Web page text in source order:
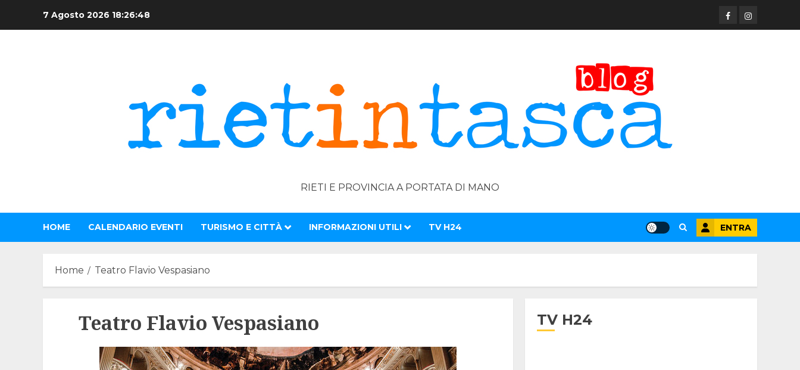
7 Agosto 2026 18:26:49 FacebookInstagram
RIETI E PROVINCIA A PORTATA DI MANO
HOME CALENDARIO EVENTI TURISMO E CITTÀ INFORMAZIONI UTILI TV H24 ENTRA
Home Teatro Flavio Vespasiano
Teatro Flavio Vespasiano TV H24